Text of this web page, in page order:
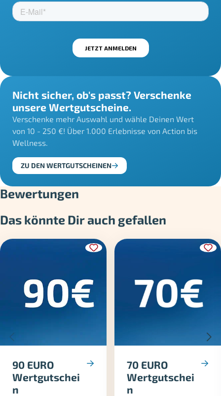
Nicht sicher, ob's passt? Verschenke
unsere Wertgutscheine.
Verschenke mehr Auswahl und wähle Deinen Wert
von 10 - 250 €! Über 1.000 Erlebnisse von Action bis
Wellness.
ZU DEN WERTGUTSCHEINEN
Bewertungen
Das könnte Dir auch gefallen
90 EURO
Wertgutschei
n
70 EURO
Wertgutschei
n